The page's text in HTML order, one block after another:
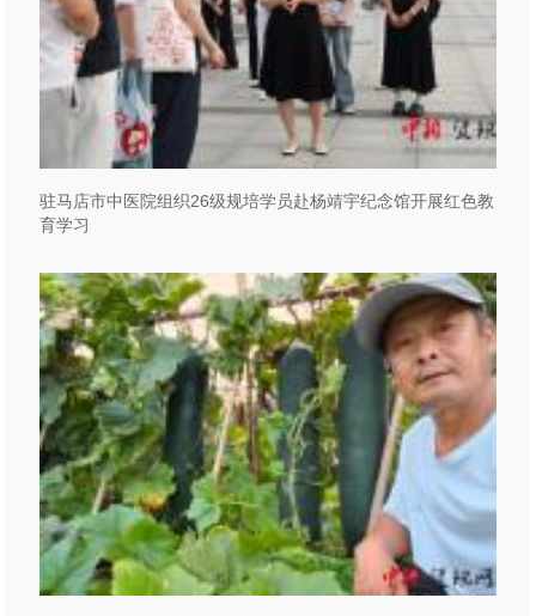
驻马店市中医院组织26级规培学员赴杨靖宇纪念馆开展红色教
育学习